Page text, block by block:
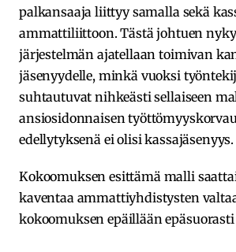
palkansaaja liittyy samalla sekä
ammattiliittoon. Tästä johtuen
järjestelmän ajatellaan toimivan
jäsenyydelle, minkä vuoksi
suhtautuvat nihkeästi sellaiseen
ansiosidonnaisen
edellytyksenä ei olisi kassajäsenyys.
Kokoomuksen esittämä malli
kaventaa ammattiyhdistysten
kokoomuksen epäillään